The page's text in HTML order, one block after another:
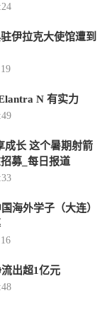
伊拉克大使馆遭到
N 有实力
成长 这个暑期射箭
募_每日报道
海外学子（大连）
出超1亿元